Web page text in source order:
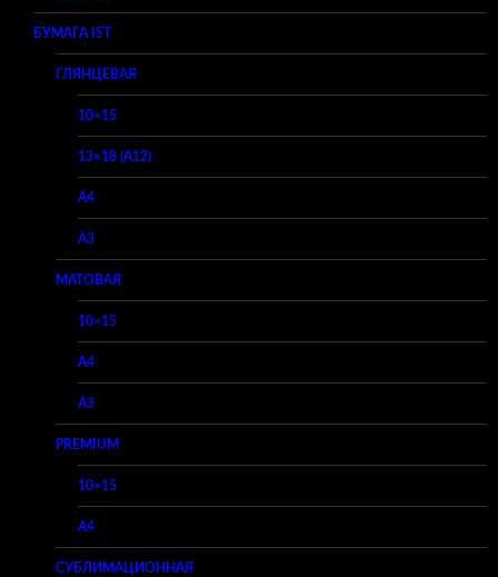
БУМАГА IST
ГЛЯНЦЕВАЯ
10×15
13×18 (A12)
A4
A3
МАТОВАЯ
10×15
A4
A3
PREMIUM
10×15
A4
СУБЛИМАЦИОННАЯ